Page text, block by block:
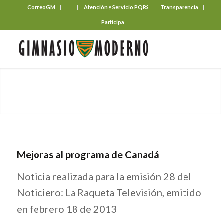
CorreoGM Atención y Servicio PQRS Transparencia
Participa
Mejoras al programa de Canadá
Noticia realizada para la emisión 28 del
Noticiero: La Raqueta Televisión, emitido
en febrero 18 de 2013